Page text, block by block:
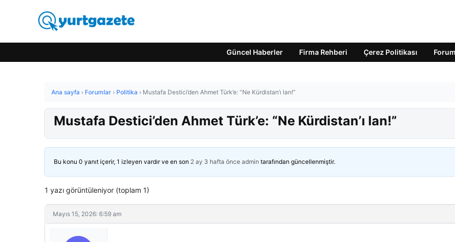
Güncel Haberler Firma Rehberi Çerez Politikası Forum
Ana sayfa › Forumlar › Politika › Mustafa Destici’den Ahmet Türk’e: “Ne Kürdistan’ı lan!”
Mustafa Destici’den Ahmet Türk’e: “Ne Kürdistan’ı lan!”
Bu konu 0 yanıt içerir, 1 izleyen vardır ve en son 2 ay 3 hafta önce admin tarafından güncellenmiştir.
1 yazı görüntüleniyor (toplam 1)
Mayıs 15, 2026: 6:59 am